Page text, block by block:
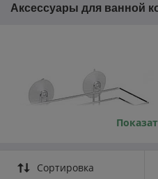
Аксессуары для ванной
Сортировка